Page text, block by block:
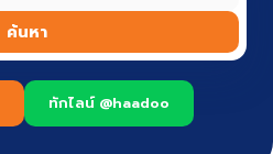
ค้นหา
ทักไลน์ @haadoo